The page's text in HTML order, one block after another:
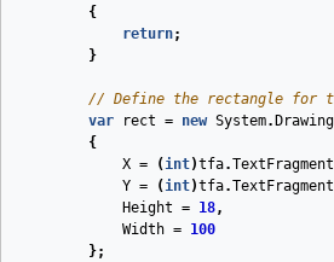
{
return;
}
// Define the rectangle for
var
rect = new System. Drawing
{
X = (int)tfa.
Y = (int)tfa.
Height = 18,
Width = 100
};